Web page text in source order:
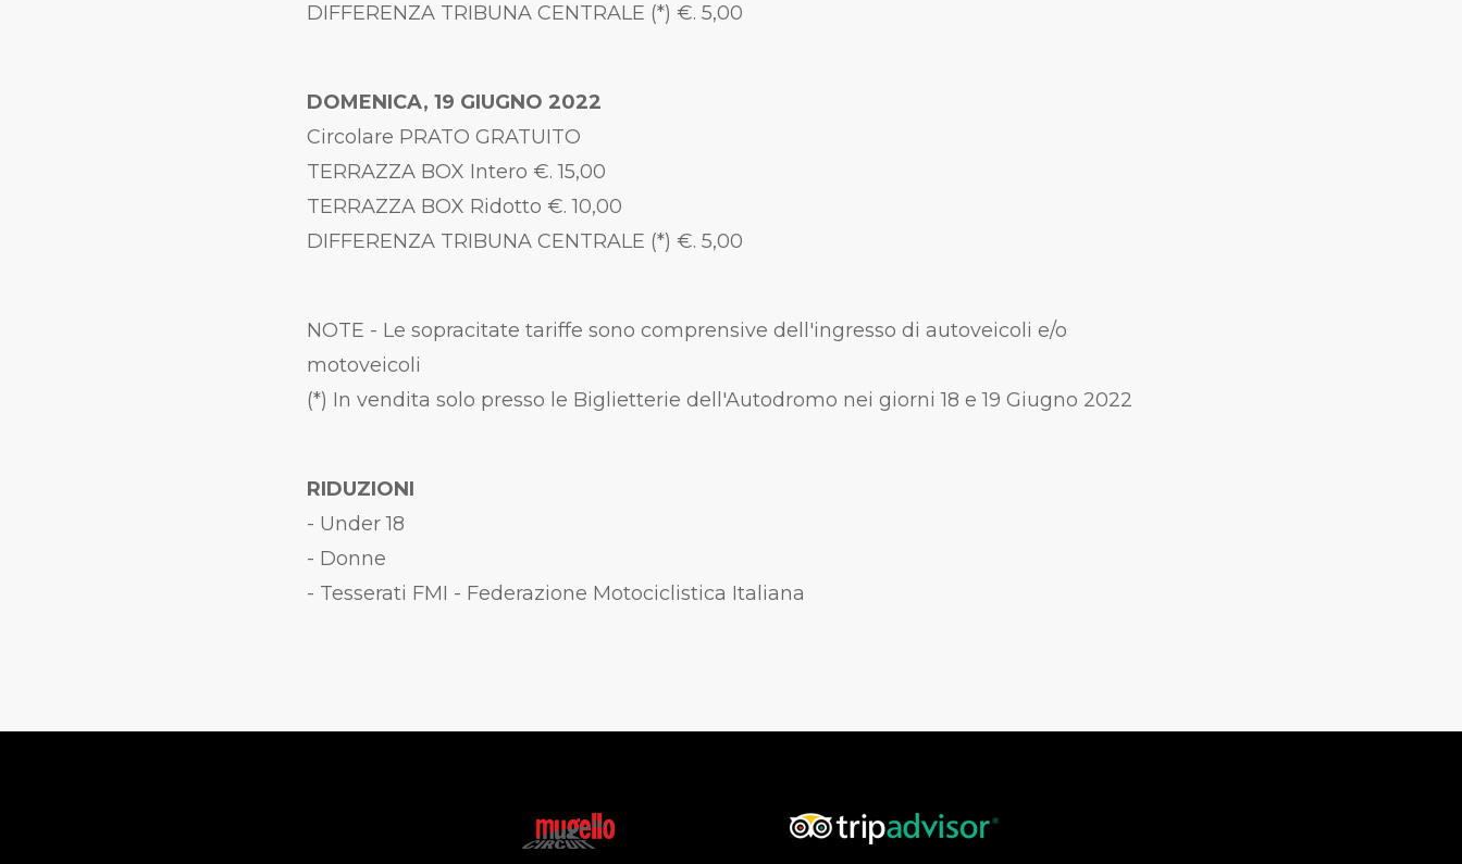
DIFFERENZA TRIBUNA CENTRALE (*) €. 5,00
DOMENICA, 19 GIUGNO 2022
Circolare PRATO GRATUITO
TERRAZZA BOX Intero €. 15,00
TERRAZZA BOX Ridotto €. 10,00
DIFFERENZA TRIBUNA CENTRALE (*) €. 5,00
NOTE - Le sopracitate tariffe sono comprensive dell'ingresso di autoveicoli e/o
motoveicoli
(*) In vendita solo presso le Biglietterie dell'Autodromo nei giorni 18 e 19 Giugno 2022
RIDUZIONI
- Under 18
- Donne
- Tesserati FMI - Federazione Motociclistica Italiana